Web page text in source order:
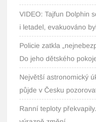
VIDEO: Tajfun Dolphin
i letadel, evakuováno
Policie zatkla
Do jeho dětského
Největší astronomický
půjde v Česku
Ranní teploty